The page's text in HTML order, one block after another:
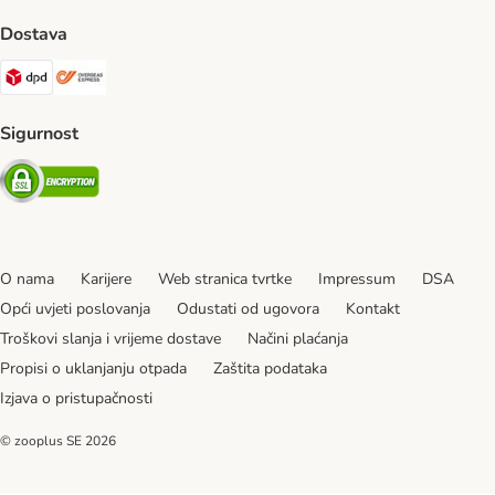
Dostava
DPD Shipping Method
Sigurnost
Security
O nama Karijere Web stranica tvrtke Impressum
DSA
Opći uvjeti poslovanja
Odustati od ugovora
Kontakt
Troškovi slanja i vrijeme dostave
Načini plaćanja
Propisi o uklanjanju otpada
Zaštita podataka
Izjava o pristupačnosti
© zooplus SE 2026